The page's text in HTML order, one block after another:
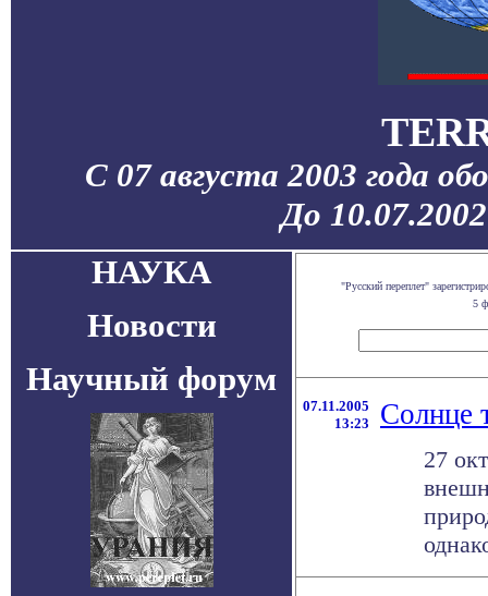
С 07 августа 2003 года
До
НАУКА
Новости
Научный форум
"Русский переплет"
5
07.11.2005
13:23
Солнце
27